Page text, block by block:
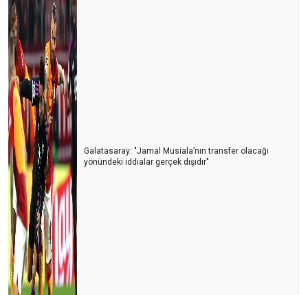
Galatasaray: "Jamal Musiala’nın transfer olacağı
yönündeki iddialar gerçek dışıdır"